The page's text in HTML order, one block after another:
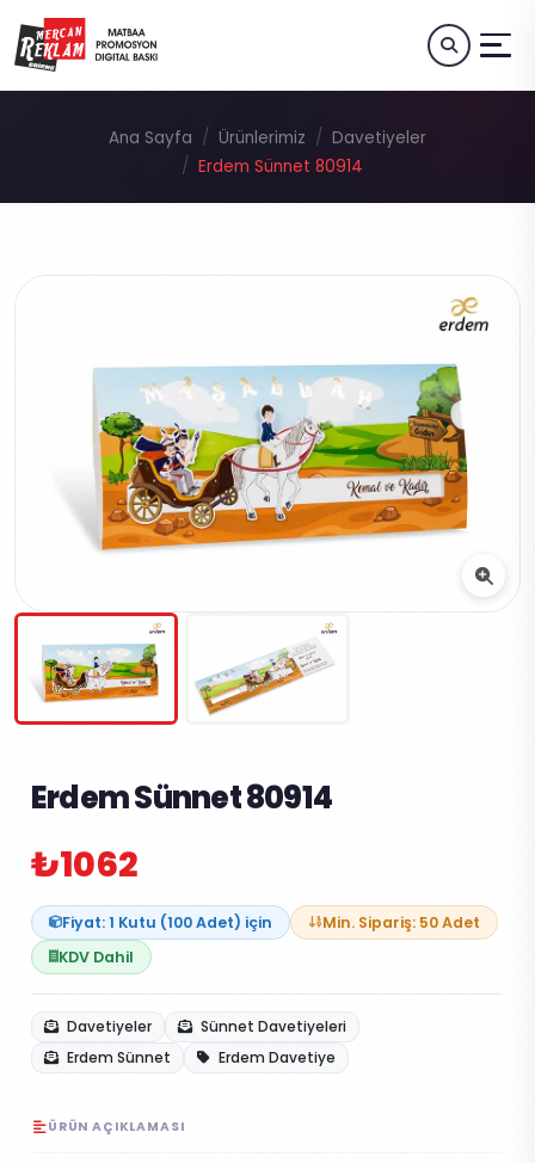
Ana Sayfa Ürünlerimiz
Davetiyeler
Erdem Sünnet 80914
Erdem Sünnet 80914
₺1062
Fiyat: 1 Kutu (100 Adet) için
Min. Sipariş: 50 Adet
KDV Dahil
Davetiyeler
Sünnet Davetiyeleri
Erdem Sünnet
Erdem Davetiye
ÜRÜN AÇIKLAMASI